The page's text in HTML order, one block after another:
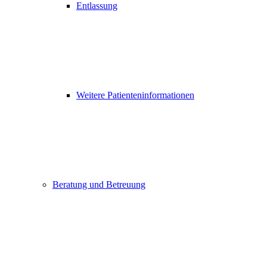
Entlassung
Weitere Patienteninformationen
Beratung und Betreuung